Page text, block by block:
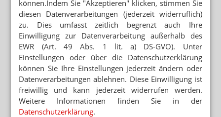
können.Indem Sie "Akzeptieren" klicken, stimmen Sie
diesen Datenverarbeitungen (jederzeit widerruflich)
zu. Dies umfasst zeitlich begrenzt auch Ihre
Einwilligung zur Datenverarbeitung außerhalb des
EWR (Art. 49 Abs. 1 lit. a) DS-GVO). Unter
Einstellungen oder über die Datenschutzerklärung
können Sie Ihre Einstellungen jederzeit ändern oder
Datenverarbeitungen ablehnen. Diese Einwilligung ist
freiwillig und kann jederzeit widerrufen werden.
Weitere Informationen finden Sie in der
Datenschutzerklärung.